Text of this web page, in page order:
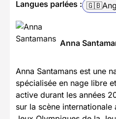
Langues parlées : 🇬🇧
Anna
Anna Santamans est une
spécialisée en nage libre
active durant les années
sur la scène